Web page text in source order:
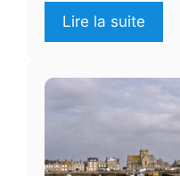
Lire la suite